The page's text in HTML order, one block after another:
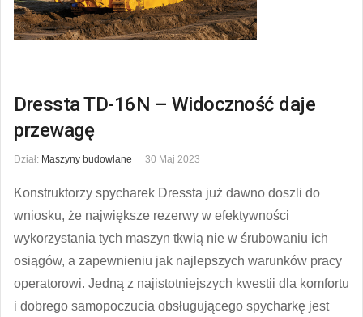
Dressta TD-16N – Widoczność daje
przewagę
Dział: Maszyny budowlane 30 Maj 2023
Konstruktorzy spycharek Dressta już dawno doszli do
wniosku, że największe rezerwy w efektywności
wykorzystania tych maszyn tkwią nie w śrubowaniu ich
osiągów, a zapewnieniu jak najlepszych warunków pracy
operatorowi. Jedną z najistotniejszych kwestii dla komfortu
i dobrego samopoczucia obsługującego spycharkę jest